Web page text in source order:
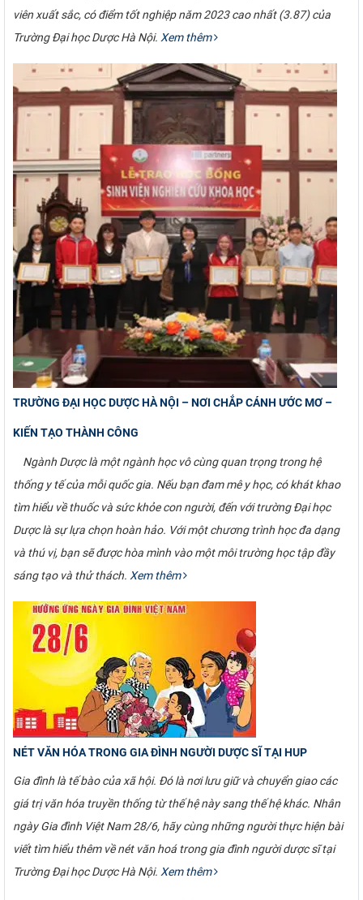
viên xuất sắc, có điểm tốt nghiệp năm 2023 cao nhất (3.87) của
Trường Đại học Dược Hà Nội.Xem thêm
TRƯỜNG ĐẠI HỌC DƯỢC HÀ NỘI – NƠI CHẮP CÁNH ƯỚC MƠ –
KIẾN TẠO THÀNH CÔNG
Ngành Dược là một ngành học vô cùng quan trọng trong hệ
thống y tế của mỗi quốc gia. Nếu bạn đam mê y học, có khát khao
tìm hiểu về thuốc và sức khỏe con người, đến với trường Đại học
Dược là sự lựa chọn hoàn hảo. Với một chương trình học đa dạng
và thú vị, bạn sẽ được hòa mình vào một môi trường học tập đầy
sáng tạo và thử thách. Xem thêm
NÉT VĂN HÓA TRONG GIA ĐÌNH NGƯỜI DƯỢC SĨ TẠI HUP
Gia đình là tế bào của xã hội. Đó là nơi lưu giữ và chuyển giao các
giá trị văn hóa truyền thống từ thế hệ này sang thế hệ khác. Nhân
ngày Gia đình Việt Nam 28/6, hãy cùng những người thực hiện bài
viết tìm hiểu thêm về nét văn hoá trong gia đình người dược sĩ tại
Trường Đại học Dược Hà Nội.Xem thêm